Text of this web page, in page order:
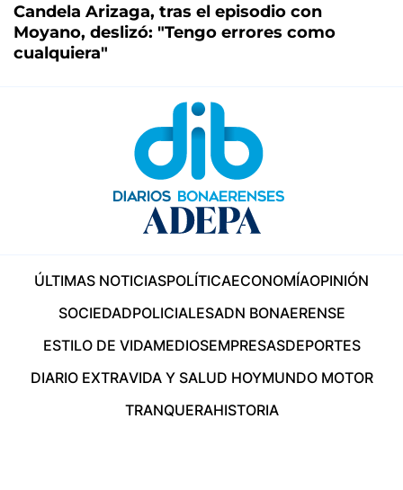
Candela Arizaga, tras el episodio con
Moyano, deslizó: "Tengo errores como
cualquiera"
ÚLTIMAS NOTICIASPOLÍTICAECONOMÍAOPINIÓN
SOCIEDADPOLICIALESADN BONAERENSE
ESTILO DE VIDAMEDIOSEMPRESASDEPORTES
DIARIO EXTRAVIDA Y SALUD HOYMUNDO MOTOR
TRANQUERAHISTORIA